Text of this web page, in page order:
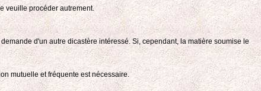
veuille procéder autrement.
d'un autre dicastère intéressé. Si, cependant, la matière soumise le
mutuelle et fréquente est nécessaire.